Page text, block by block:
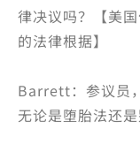
律决议吗？【美
的法律根据】
Barrett：参议员
无论是堕胎法还